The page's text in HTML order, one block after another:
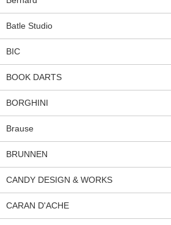
Batle Studio
BIC
BOOK DARTS
BORGHINI
Brause
BRUNNEN
CANDY DESIGN & WORKS
CARAN D'ACHE